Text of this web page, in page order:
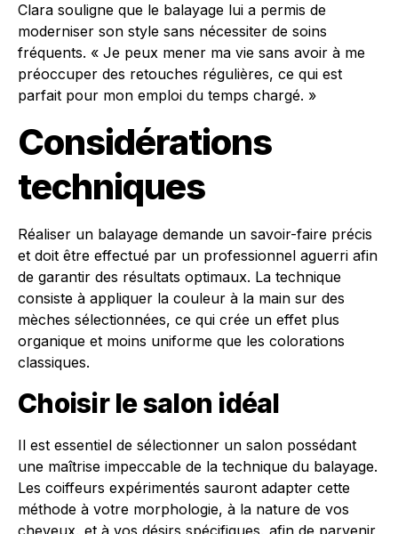
Clara souligne que le balayage lui a permis de
moderniser son style sans nécessiter de soins
fréquents. « Je peux mener ma vie sans avoir à me
préoccuper des retouches régulières, ce qui est
parfait pour mon emploi du temps chargé. »
Considérations
techniques
Réaliser un balayage demande un savoir-faire précis
et doit être effectué par un professionnel aguerri afin
de garantir des résultats optimaux. La technique
consiste à appliquer la couleur à la main sur des
mèches sélectionnées, ce qui crée un effet plus
organique et moins uniforme que les colorations
classiques.
Choisir le salon idéal
Il est essentiel de sélectionner un salon possédant
une maîtrise impeccable de la technique du balayage.
Les coiffeurs expérimentés sauront adapter cette
méthode à votre morphologie, à la nature de vos
cheveux, et à vos désirs spécifiques, afin de parvenir